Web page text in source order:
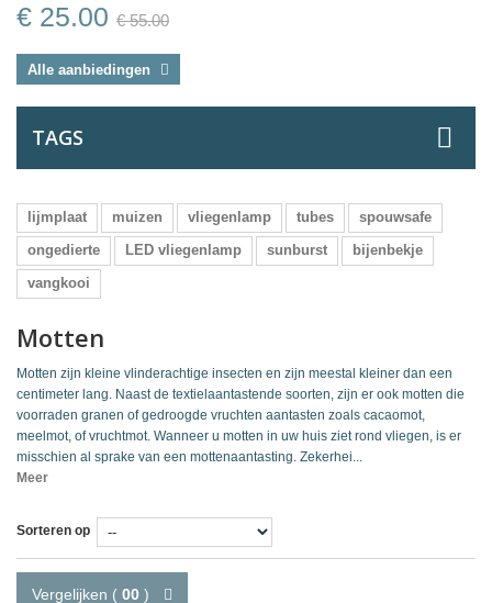
€ 25.00 € 55.00
Alle aanbiedingen
TAGS
lijmplaat muizen vliegenlamp tubes
spouwsafe
ongedierte
LED vliegenlamp sunburst
bijenbekje
vangkooi
Motten
Motten zijn kleine vlinderachtige insecten en zijn meestal kleiner dan een
centimeter lang. Naast de textielaantastende soorten, zijn er ook motten die
voorraden granen of gedroogde vruchten aantasten zoals cacaomot,
meelmot, of vruchtmot. Wanneer u motten in uw huis ziet rond vliegen, is er
misschien al sprake van een mottenaantasting. Zekerhei...
Meer
Sorteren op
Vergelijken ( 00 )